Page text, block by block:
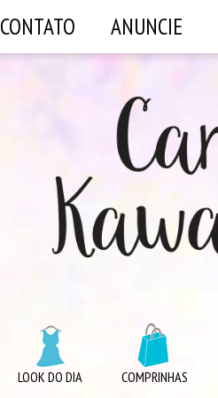
CONTATO ANUNCIE
LOOK DO DIA COMPRINHAS